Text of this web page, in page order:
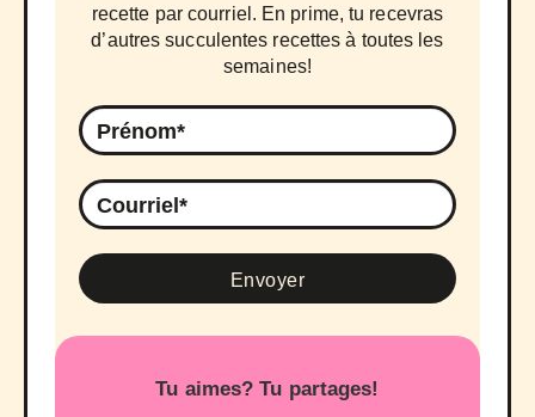
recette par courriel. En prime, tu recevras
d’autres succulentes recettes à toutes les
semaines!
Tu aimes? Tu partages!